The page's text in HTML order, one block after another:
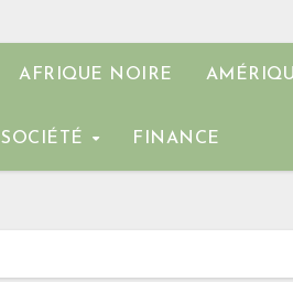
AFRIQUE NOIRE
SOCIÉTÉ FINANCE